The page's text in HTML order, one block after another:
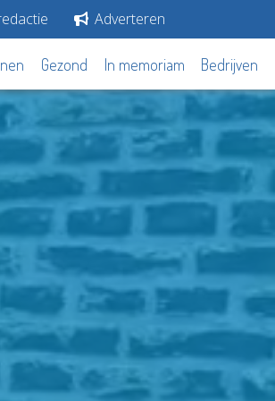
Adverteren
Gezond In memoriam Bedrijven